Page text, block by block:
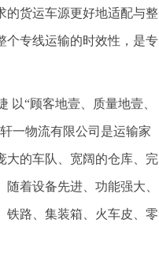
的货运车源更好地适配与整
个专线运输的时效性，是专
以“顾客地壹、质量地壹、
一物流有限公司是运输家
大的车队、宽阔的仓库、完
着设备先进、功能强大、
铁路、集装箱、火车皮、零